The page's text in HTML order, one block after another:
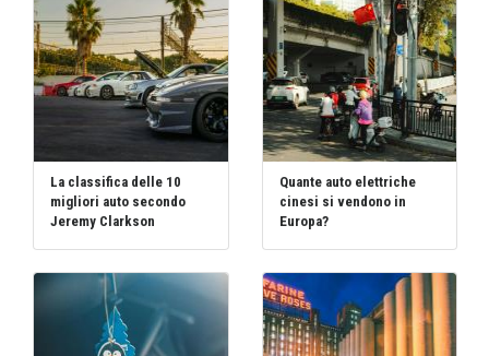
La classifica delle 10
migliori auto secondo
Jeremy Clarkson
Quante auto elettriche
cinesi si vendono in
Europa?